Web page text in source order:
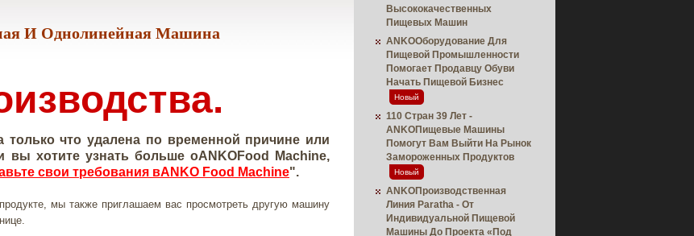
И Однолинейная Машина
что удалена по временной причине или
хотите узнать больше оANKOFood Machine,
свои требования вANKO Food Machine".
мы также приглашаем вас просмотреть другую машину
Высококачественных
Пищевых Машин
ANKOОборудование Для
Пищевой Промышленности
Помогает Продавцу Обуви
Начать Пищевой Бизнес
Новый
110 Стран 39 Лет -
ANKOПищевые Машины
Помогут Вам Выйти На Рынок
Замороженных Продуктов
Новый
ANKOПроизводственная
Линия Paratha - От
Индивидуальной Пищевой
Машины До Проекта «под